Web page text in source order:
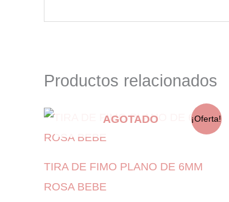
Productos relacionados
¡Oferta!
AGOTADO
TIRA DE FIMO PLANO DE 6MM
ROSA BEBE